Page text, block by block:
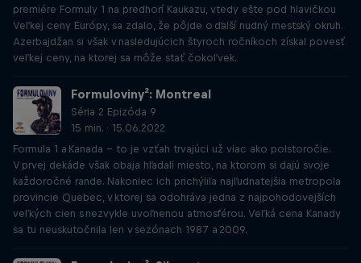
premiére Formuly 1 na predhorí Kaukazu, vtedy ešte pod hlavičkou
Veľkej ceny Európy, sa zdalo, že pôjde o ďalší nudný mestský okruh.
Azerbajdžan si však v nasledujúcich štyroch ročníkoch získal povesť
veľkej ceny, na ktorej sa môže stať čokoľvek.
Formuloviny²: Montreal
Séria 2 Epizóda 9
15 min. · 15.06.2022
Formula 1 a Kanada – to je vzťah trvajúci už viac ako polstoročie.
V prvej dekáde však obaja hľadali miesto, na ktorom si dajú svoje
každoročné rande. Nakoniec ich prichýlila najľudnatejšia metropola
provincie Quebec, v ktorej sa odohráva jedna z najpohodovejších
veľkých cien s nezvykle uvoľnenou atmosférou. Veľká cena Kanady
sa tu neuskutočnila len v sezónach 1987 a 2009.